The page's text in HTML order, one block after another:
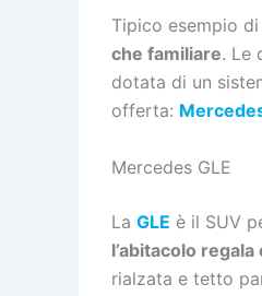
Tipico esempio
che familiare. Le
dotata di un
offerta:
Mercedes GLE
La GLE è il SUV
l’abitacolo
rialzata e tetto